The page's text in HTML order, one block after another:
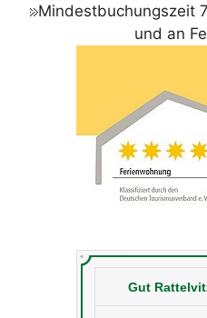
Mindestbuchungszeit
und an
Gut